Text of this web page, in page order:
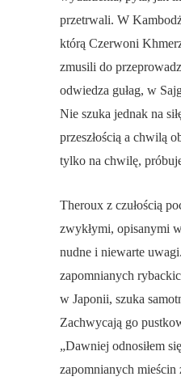
przetrwali. W
którą Czerwoni
zmusili do
odwiedza gułag, w
Nie szuka jednak na
przeszłością a chwilą
tylko na chwilę,
Theroux z czułością
zwykłymi, opisanymi
nudne i niewarte
zapomnianych
w Japonii, szuka
Zachwycają go
„Dawniej odnosiłem
zapomnianych mieścin